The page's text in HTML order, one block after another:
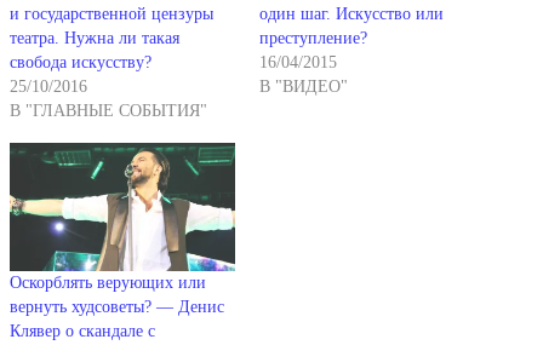
и государственной цензуры
театра. Нужна ли такая
свобода искусству?
25/10/2016
В "ГЛАВНЫЕ СОБЫТИЯ"
один шаг. Искусство или
преступление?
16/04/2015
В "ВИДЕО"
Оскорблять верующих или
вернуть худсоветы? — Денис
Клявер о скандале с